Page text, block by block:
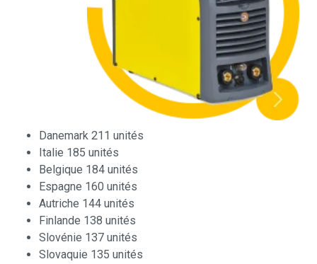
Danemark 211 unités
Italie 185 unités
Belgique 184 unités
Espagne 160 unités
Autriche 144 unités
Finlande 138 unités
Slovénie 137 unités
Slovaquie 135 unités